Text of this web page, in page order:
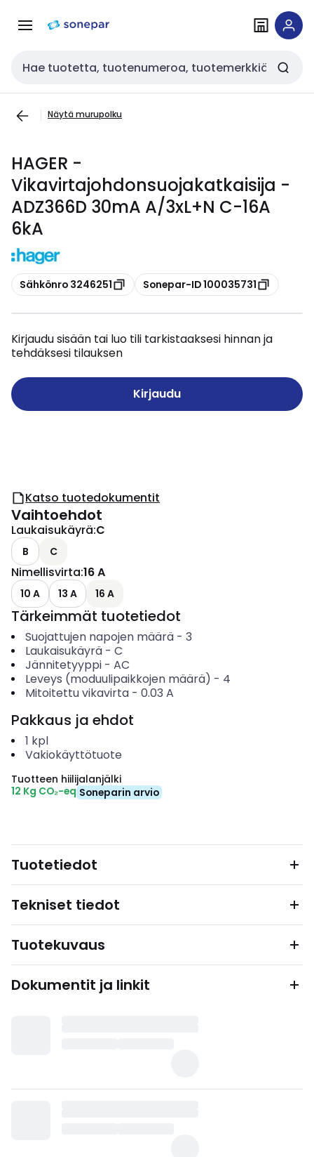
navigointiinsisältöön
Haku
Näytä murupolku
HAGER -
Vikavirtajohdonsuojakatkaisija -
ADZ366D 30mA A/3xL+N C-16A
6kA
Kopioi
Sähkönro 3246251 Kopioi
Sonepar-ID 100035731
Kirjaudu sisään tai luo tili tarkistaaksesi hinnan ja
tehdäksesi tilauksen
Kirjaudu
Katso tuotedokumentit
Vaihtoehdot
Laukaisukäyrä:C
B C
Nimellisvirta:16 A
10 A 13 A 16 A
Tärkeimmät tuotetiedot
Suojattujen napojen määrä- 3
Laukaisukäyrä- C
Jännitetyyppi- AC
Leveys (moduulipaikkojen määrä) - 4
Mitoitettu vikavirta- 0.03 A
Pakkaus ja ehdot
1 kpl
Vakiokäyttötuote
Tuotteen hiilijalanjälki
12 Kg CO₂-eq Soneparin arvio
Tuotetiedot
Tekniset tiedot
Tuotekuvaus
Dokumentit ja linkit